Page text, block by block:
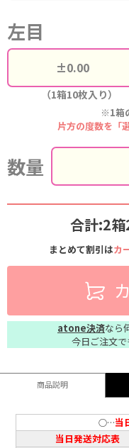
左目
（1箱10枚入り）
※1箱
片方の度数を「
数量
合計:2
まとめて割引はカ
atone決済なら
今日ご注文
商品説明
○…当
当日発送対応表